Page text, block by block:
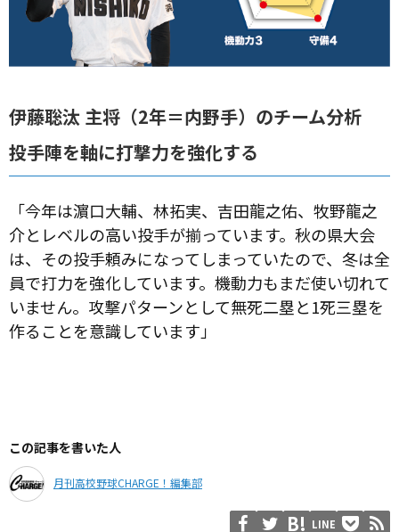
伊藤聡汰 主将（2年＝内野手）のチーム分析
投手陣を軸に打撃力を強化する
「今年は濵口大輔、林拓実、吉田龍之佑、牧野龍之
介とレベルの高い投手が揃っています。秋の県大会
は、その投手頼みになってしまっていたので、冬は全
員で打力を強化しています。機動力もまだ使い切れて
いません。攻撃パターンとして無死二塁と1死三塁を
作ることを意識しています」
この記事を書いた人
月刊高校野球CHARGE！編集部
LINE